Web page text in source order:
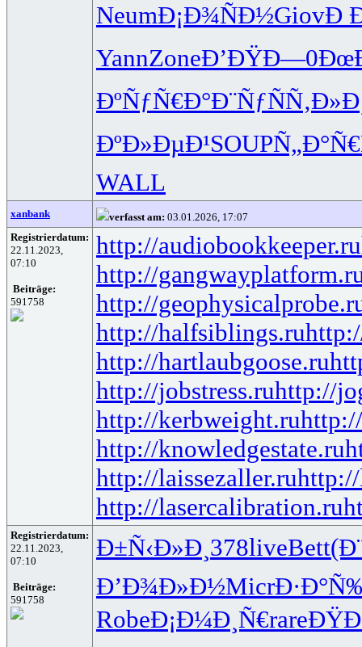
NeumÐ¡Ð¾ÑÐ½GiovÐ
YannZoneÐ’ÐŸÐ—0
ÐºÑƒÑ€Ð°Ð¨ÑƒÑÑ‚
ÐºÐ»ÐµÐ¹SOUP
WALL
xanbank verfasst am: 03.01.2026, 17:07
Registrierdatum:
22.11.2023,
07:10
Beiträge:
591758
http://audiobookkeeper.ru
http://
http://
http://halfsiblings.ru
http://hartlaubgoose.ru
http://jobstress.ruhttp://
http://kerbweight.ru
http://knowledgestate.ru
http://laissezaller.ru
http://lasercalibration.ru
Registrierdatum:
22.11.2023,
07:10
Beiträge:
591758
Ð±Ñ‹Ð»Ð¸ 378liveBett
Ð’Ð¾Ð»Ð½Micr
RobeÐ¡Ð¼Ð¸Ñ€rare